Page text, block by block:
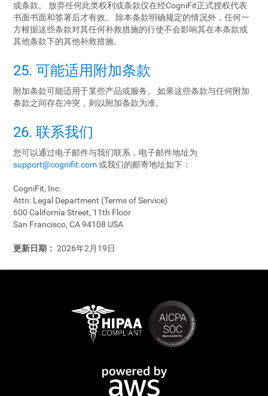
或条款。 放弃任何此类权利或条款仅在经CogniFit正式授权代表
书面书面和签署后才有效。 除本条款明确规定的情况外，任何一
方根据这些条款对其任何补救措施的行使不会影响其在本条款或
其他条款下的其他补救措施。
25. 可能适用附加条款
附加条款可能适用于某些产品或服务。 如果这些条款与任何附加
条款之间存在冲突，则以附加条款为准。
26. 联系我们
您可以通过电子邮件与我们联系，电子邮件地址为
support@cognifit.com 或我们的邮寄地址如下：
CogniFit, Inc.
Attn: Legal Department (Terms of Service)
600 California Street, 11th Floor
San Francisco, CA 94108 USA
更新日期： 2026年2月19日